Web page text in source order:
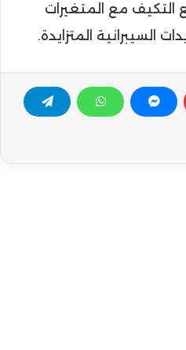
مع المتغيرات
السيبرانية المتزايدة.